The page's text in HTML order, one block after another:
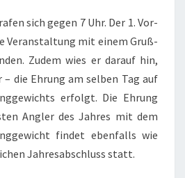
sich gegen 7 Uhr. Der 1. Vor­
Ver­an­stal­tung mit einem Gruß­
Zudem wies er dar­auf hin,
– die Ehrung am sel­ben Tag auf
erfolgt. Die Ehrung
Ang­ler des Jah­res mit dem
fin­det eben­falls wie
Jah­res­ab­schluss statt.